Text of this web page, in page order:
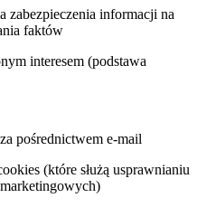
informacji na
faktów
interesem (podstawa
pośrednictwem e-mail
(które służą usprawnianiu